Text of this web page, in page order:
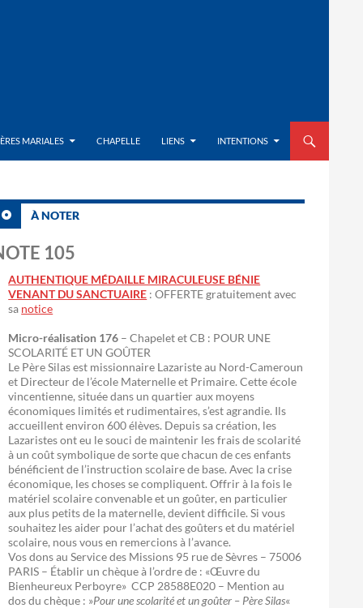
MARIALES
CHAPELLE LIENS INTENTIONS
À NOTER
105
AUTHENTIQUE MÉDAILLE MIRACULEUSE BÉNIE
VENANT DU SANCTUAIRE : OFFERTE gratuitement avec
sa notice
Micro-réalisation 176 – Chapelet et CB : POUR UNE
SCOLARITÉ ET UN GOÛTER
Le Père Silas est missionnaire Lazariste au Nord-Cameroun
et Directeur de l’école Maternelle et Primaire. Cette école
vincentienne, située dans un quartier aux moyens
économiques limités et rudimentaires, s’est agrandie. Ils
accueillent environ 600 élèves. Depuis sa création, les
Lazaristes ont eu le souci de maintenir les frais de scolarité
à un coût symbolique de sorte que chacun de ces enfants
bénéficient de l’instruction scolaire de base. Avec la crise
économique, les choses se compliquent. Offrir à la fois le
matériel scolaire convenable et un goûter, en particulier
aux plus petits de la maternelle, devient difficile. Si vous
souhaitez les aider pour l’achat des goûters et du matériel
scolaire, nous vous en remercions à l’avance.
Vos dons au Service des Missions 95 rue de Sèvres – 75006
PARIS – Établir un chèque à l’ordre de : «Œuvre du
Bienheureux Perboyre» CCP 28588E020 – Mention au
dos du chèque : »Pour une scolarité et un goûter – Père Silas«